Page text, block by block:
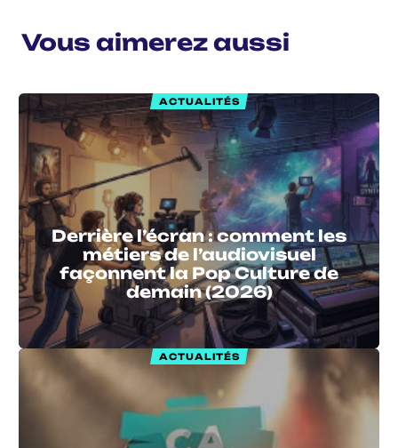
Vous aimerez aussi
ACTUALITÉS
Derrière l’écran : comment les
métiers de l’audiovisuel
façonnent la Pop Culture de
demain (2026)
ACTUALITÉS